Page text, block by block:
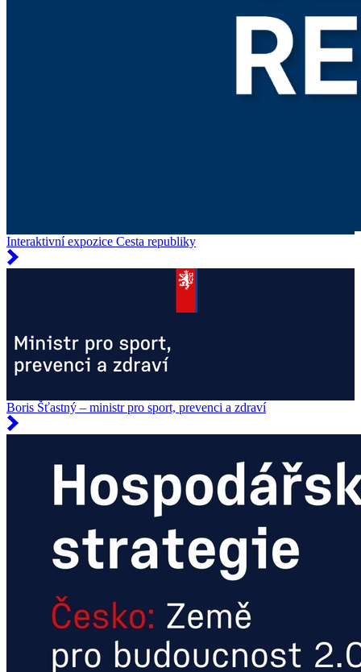
Interaktivní expozice Cesta republiky
Boris Šťastný – ministr pro sport, prevenci a zdraví